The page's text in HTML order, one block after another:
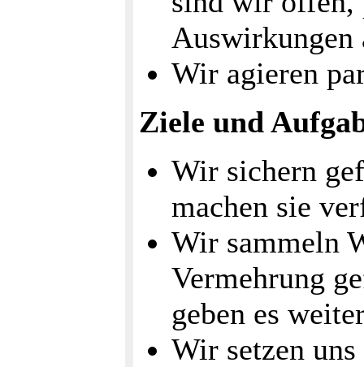
Wir agieren
Ziele und
Wir sichern
machen sie
Wir sammeln
Vermehrung
geben es
Wir setzen